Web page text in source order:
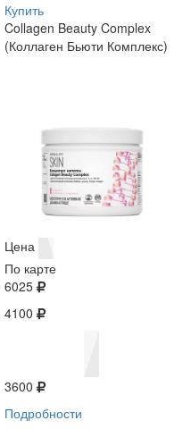
Купить
Collagen Beauty Complex
(Коллаген Бьюти Комплекс)
Цена
По карте
6025
4100
3600
Подробности